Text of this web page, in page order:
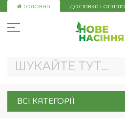
Skip
ГОЛОВНА ДОСТАВКА І ОПЛАТА
ВСІ КАТЕГОРІЇ